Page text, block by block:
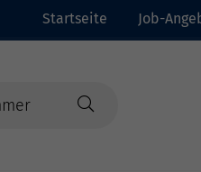
Startseite Job-